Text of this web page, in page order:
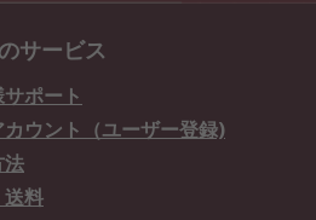
サービス
ポート
カウント（ユーザー登録)
法
送料